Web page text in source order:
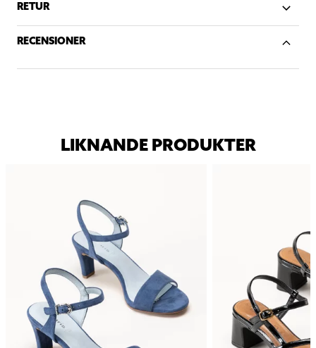
RETUR
RECENSIONER
LIKNANDE PRODUKTER